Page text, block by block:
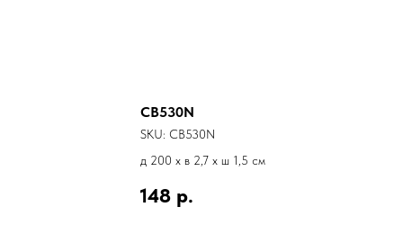
CB530N
SKU: CB530N
д 200 x в 2,7 x ш 1,5 см
148 р.